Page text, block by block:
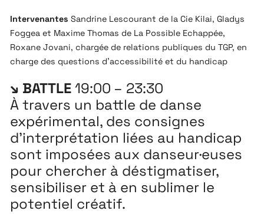
IntervenantesSandrine Lescourant de la Cie Kilai, Gladys
Foggea et Maxime Thomas de La Possible Echappée,
Roxane Jovani, chargée de relations publiques du TGP, en
charge des questions d’accessibilité et du handicap
↘ BATTLE19:00 – 23:30
À travers un battle de danse
expérimental, des consignes
d’interprétation liées au handicap
sont imposées aux danseur·euses
pour chercher à déstigmatiser,
sensibiliser et à en sublimer le
potentiel créatif.